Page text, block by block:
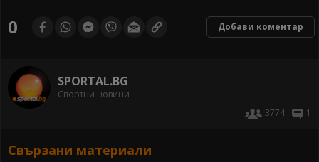
0 Добави коментар
SPORTAL.BG
Спортни новини
3774
1
Свързани материали